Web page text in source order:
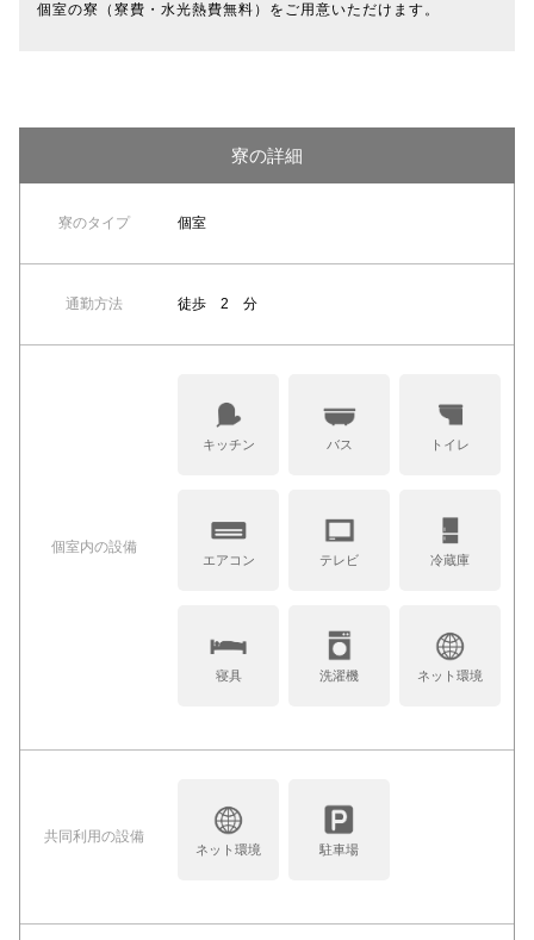
個室の寮（寮費・水光熱費無料）をご用意いただけます。
寮の詳細
寮のタイプ 個室
通勤方法 徒歩 2 分
個室内の設備
キッチン バス トイレ
エアコン テレビ 冷蔵庫
寝具 洗濯機 ネット環境
共同利⽤の設備
ネット環境 駐車場